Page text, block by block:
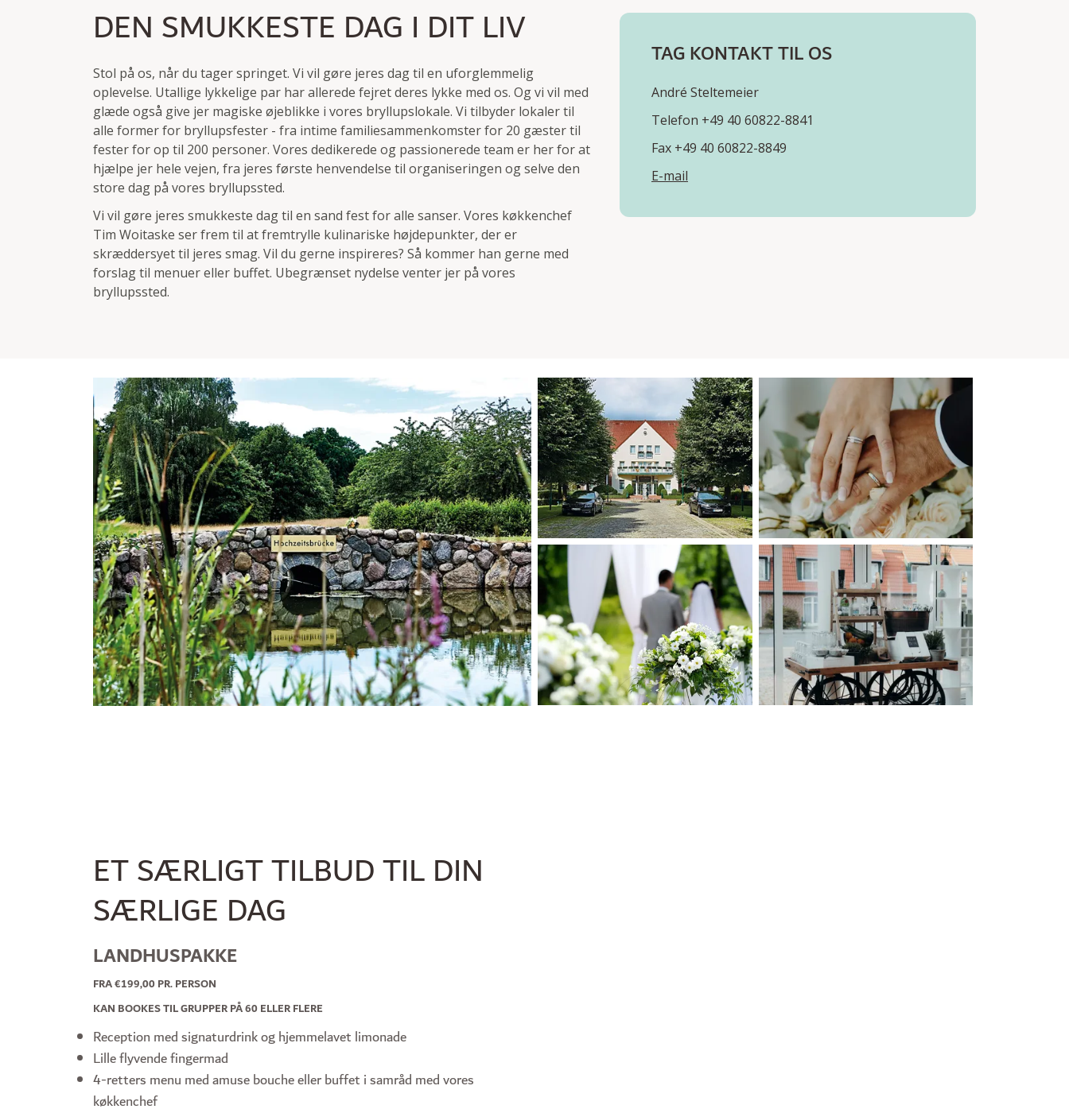
DEN SMUKKESTE DAG I DIT LIV
Stol på os, når du tager springet. Vi vil gøre jeres dag til en uforglemmelig
oplevelse. Utallige lykkelige par har allerede fejret deres lykke med os. Og vi vil med
glæde også give jer magiske øjeblikke i vores bryllupslokale. Vi tilbyder lokaler til
alle former for bryllupsfester - fra intime familiesammenkomster for 20 gæster til
fester for op til 200 personer. Vores dedikerede og passionerede team er her for at
hjælpe jer hele vejen, fra jeres første henvendelse til organiseringen og selve den
store dag på vores bryllupssted.
Vi vil gøre jeres smukkeste dag til en sand fest for alle sanser. Vores køkkenchef
Tim Woitaske ser frem til at fremtrylle kulinariske højdepunkter, der er
skræddersyet til jeres smag. Vil du gerne inspireres? Så kommer han gerne med
forslag til menuer eller buffet. Ubegrænset nydelse venter jer på vores
bryllupssted.
TAG KONTAKT TIL OS
André Steltemeier
Telefon +49 40 60822-8841
Fax +49 40 60822-8849
E-mail
ET SÆRLIGT TILBUD TIL DIN
SÆRLIGE DAG
LANDHUSPAKKE
FRA €199,00 PR. PERSON
KAN BOOKES TIL GRUPPER PÅ 60 ELLER FLERE
Reception med signaturdrink og hjemmelavet limonade
Lille flyvende fingermad
4-retters menu med amuse bouche eller buffet i samråd med vores
køkkenchef